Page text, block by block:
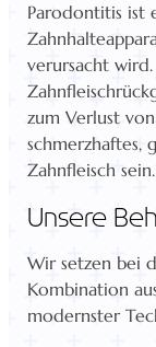
Parodontitis ist
verursacht
zum Verlust
schmerzhaftes,
Zahnfleisch sein.
Unsere
Wir setzen bei
Kombination
modernster